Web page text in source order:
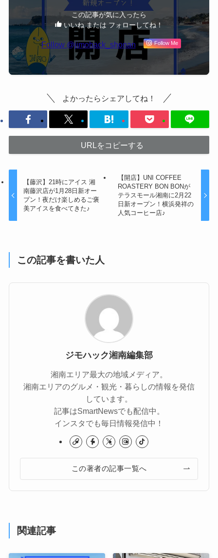
この記事が気に入ったら
いいね または フォローしてね！
Follow @jimohack_shonan Follow Me
よかったらシェアしてね！
URLをコピーする
【藤沢】21時にアイス 湘
南藤沢店が1月28日新オー
プン！夜だけ楽しめるご褒
美アイスを食べてきた♪
【開店】UNI COFFEE
ROASTERY BON BONが
テラスモール湘南に2月22
日新オープン！横浜発祥の
人気コーヒー店♪
この記事を書いた人
ジモハック湘南編集部
湘南エリア最大の地域メディア。
湘南エリアのグルメ・観光・暮らしの情報を発信
しています。
記事はSmartNewsでも配信中。
インスタでも毎日情報発信中！
この著者の記事一覧へ
関連記事